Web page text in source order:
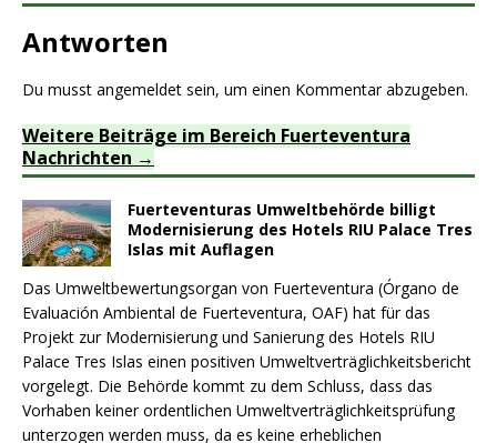
Antworten
Du musst angemeldet sein, um einen Kommentar abzugeben.
Weitere Beiträge im Bereich Fuerteventura
Nachrichten
Fuerteventuras Umweltbehörde billigt
Modernisierung des Hotels RIU Palace Tres
Islas mit Auflagen
Das Umweltbewertungsorgan von Fuerteventura (Órgano de
Evaluación Ambiental de Fuerteventura, OAF) hat für das
Projekt zur Modernisierung und Sanierung des Hotels RIU
Palace Tres Islas einen positiven Umweltverträglichkeitsbericht
vorgelegt. Die Behörde kommt zu dem Schluss, dass das
Vorhaben keiner ordentlichen Umweltverträglichkeitsprüfung
unterzogen werden muss, da es keine erheblichen